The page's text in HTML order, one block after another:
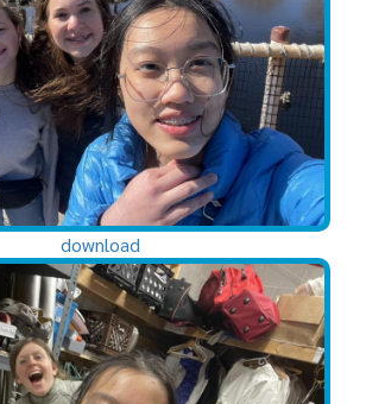
download